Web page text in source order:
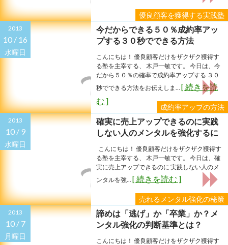
優良顧客を獲得する実践塾
2013
10 / 16
水曜日
成約率アップの方法
今だからできる５０％成約率アッ
プする３０秒でできる方法
こんにちは！ 優良顧客だけをザクザク獲得す
る塾を主宰する、 木戸一敏です。 今日は、今
だから５０％の確率で成約率アップする ３０
秒でできる方法をお伝えしま... [ 続きを読
む ]
2013
10 / 9
水曜日
売れるメンタル強化の秘策
確実に売上アップできるのに実践
しない人のメンタルを強化するに
こんにちは！ 優良顧客だけをザクザク獲得す
る塾を主宰する、 木戸一敏です。 今日は、確
実に売上アップできるのに 実践しない人のメ
ンタルを強... [ 続きを読む ]
2013
10 / 7
月曜日
諦めは「逃げ」か「卒業」か？メ
ンタル強化の判断基準とは？
こんにちは！ 優良顧客だけをザクザク獲得す